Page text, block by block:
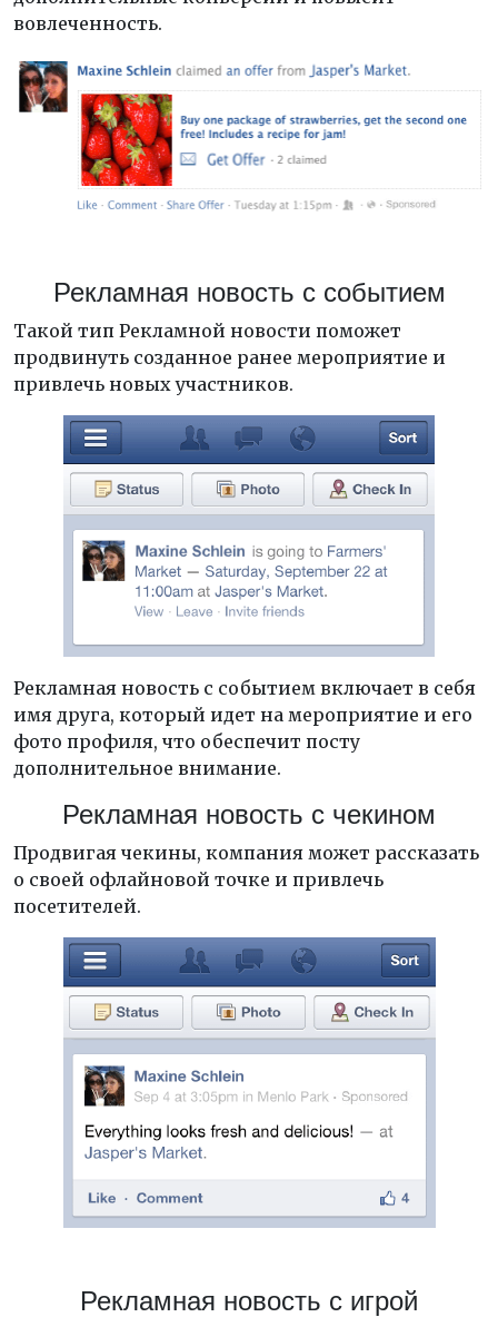
вовлеченность.
Рекламная новость с событием
Такой тип Рекламной новости поможет
продвинуть созданное ранее мероприятие и
привлечь новых участников.
Рекламная новость с событием включает в себя
имя друга, который идет на мероприятие и его
фото профиля, что обеспечит посту
дополнительное внимание.
Рекламная новость с чекином
Продвигая чекины, компания может рассказать
о своей офлайновой точке и привлечь
посетителей.
Рекламная новость с игрой